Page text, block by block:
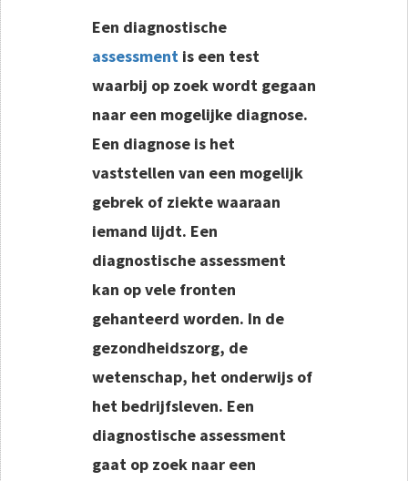
Een diagnostische
assessment is een test
waarbij op zoek wordt gegaan
naar een mogelijke diagnose.
Een diagnose is het
vaststellen van een mogelijk
gebrek of ziekte waaraan
iemand lijdt. Een
diagnostische assessment
kan op vele fronten
gehanteerd worden. In de
gezondheidszorg, de
wetenschap, het onderwijs of
het bedrijfsleven. Een
diagnostische assessment
gaat op zoek naar een